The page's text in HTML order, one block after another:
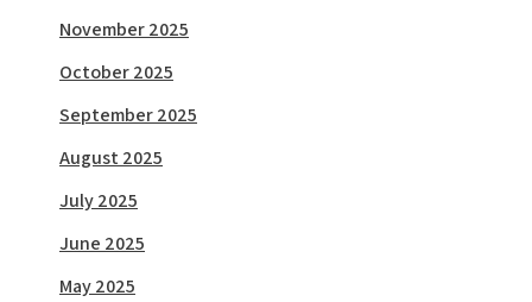
November 2025
October 2025
September 2025
August 2025
July 2025
June 2025
May 2025